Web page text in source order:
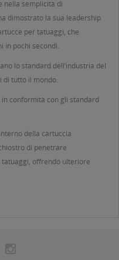
nella semplicità di
dimostrato la sua leadership
per tatuaggi, che
in pochi secondi.
lo standard dell’industria del
di tutto il mondo.
conformità con gli standard
della cartuccia
di penetrare
offrendo ulteriore